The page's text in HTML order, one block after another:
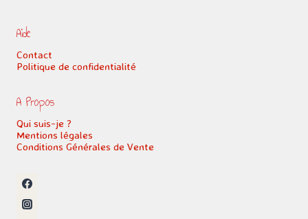
Aide
Contact
Politique de confidentialité
A Propos
Qui suis-je ?
Mentions légales
Conditions Générales de Vente